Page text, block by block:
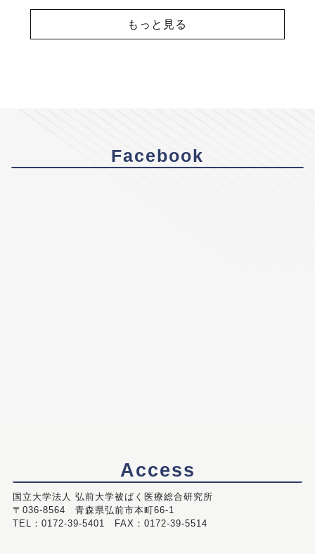
もっと見る
Facebook
Access
国立大学法人 弘前大学被ばく医療総合研究所
〒036-8564 青森県弘前市本町66-1
TEL：0172-39-5401 FAX：0172-39-5514